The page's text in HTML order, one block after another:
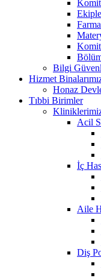
Bilgi
Hizmet
Honaz
Tıbbi Birimler
Acil
İç
Aile
Diş